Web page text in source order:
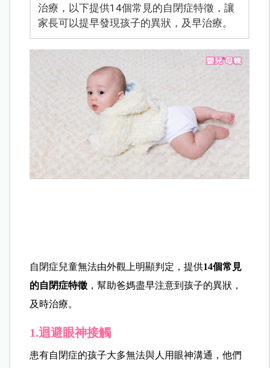
治療，以下提供14個常見的自閉症特徵，讓
家長可以提早發現孩子的異狀，及早治療。
自閉症兒童無法由外觀上明顯判定，提供14個常見
的自閉症特徵 ，幫助爸媽盡早注意到孩子的異狀，
及時治療。
1.迴避眼神接觸
患有自閉症的孩子大多無法與人用眼神溝通，他們